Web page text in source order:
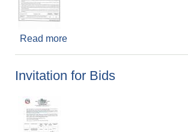
Read more
Invitation for Bids